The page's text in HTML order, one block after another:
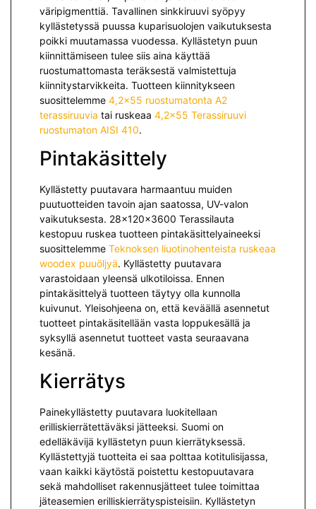
väripigmenttiä. Tavallinen sinkkiruuvi syöpyy
kyllästetyssä puussa kuparisuolojen vaikutuksesta
poikki muutamassa vuodessa. Kyllästetyn puun
kiinnittämiseen tulee siis aina käyttää
ruostumattomasta teräksestä valmistettuja
kiinnitystarvikkeita. Tuotteen kiinnitykseen
suosittelemme 4,2×55 ruostumatonta A2
terassiruuvia tai ruskeaa 4,2×55 Terassiruuvi
ruostumaton AISI 410.
Pintakäsittely
Kyllästetty puutavara harmaantuu muiden
puutuotteiden tavoin ajan saatossa, UV-valon
vaikutuksesta. 28x120x3600 Terassilauta
kestopuu ruskea tuotteen pintakäsittelyaineeksi
suosittelemme Teknoksen liuotinohenteista ruskeaa
woodex puuöljyä. Kyllästetty puutavara
varastoidaan yleensä ulkotiloissa. Ennen
pintakäsittelyä tuotteen täytyy olla kunnolla
kuivunut. Yleisohjeena on, että keväällä asennetut
tuotteet pintakäsitellään vasta loppukesällä ja
syksyllä asennetut tuotteet vasta seuraavana
kesänä.
Kierrätys
Painekyllästetty puutavara luokitellaan
erilliskierrätettäväksi jät­teeksi. Suomi on
edelläkävijä kyllästetyn puun kierrätyksessä.
Kyllästettyjä tuotteita ei saa polttaa kotitulisijassa,
vaan kaikki käytöstä poistettu kestopuutavara
sekä mah­dolliset rakennusjätteet tulee toimittaa
jäteasemien erilliskierrätyspisteisiin. Kyllästetyn